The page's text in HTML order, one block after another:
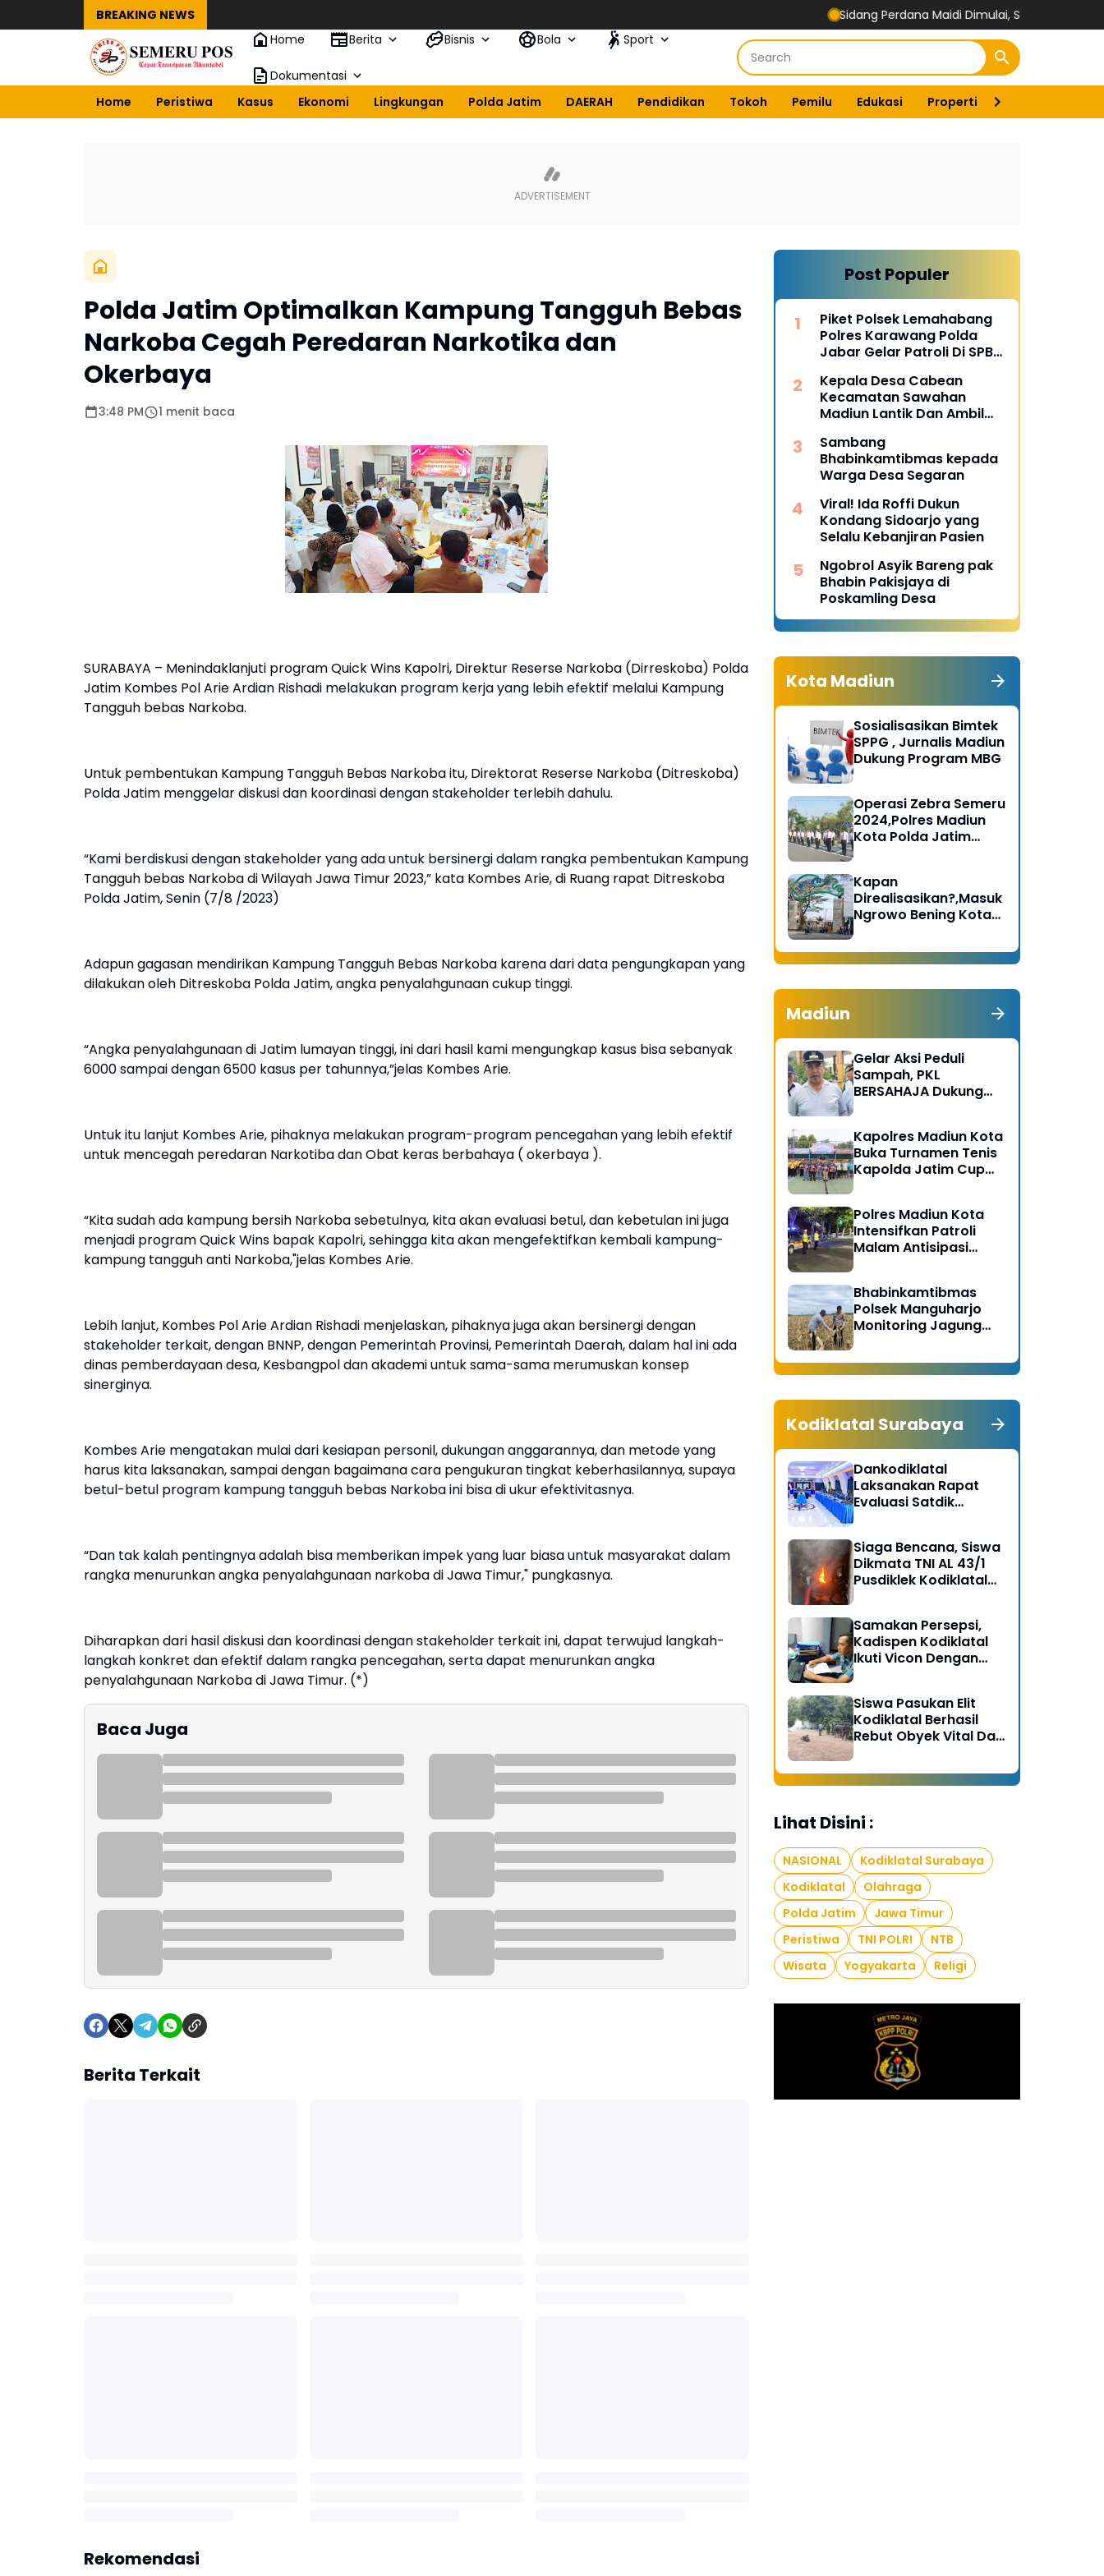
BREAKING NEWS
Sidang Perdana Maidi Dimulai, Suryajiyoso Ingatkan
Home
Berita Bisnis Bola Sport
Dokumentasi
Home
Peristiwa Kasus Ekonomi Lingkungan Polda Jatim DAERAH Pendidikan Tokoh Pemilu Edukasi Properti
Polda Jatim Optimalkan Kampung Tangguh Bebas
Narkoba Cegah Peredaran Narkotika dan
Okerbaya
3:48 PM 1 menit baca
SURABAYA – Menindaklanjuti program Quick Wins Kapolri, Direktur Reserse Narkoba (Dirreskoba) Polda
Jatim Kombes Pol Arie Ardian Rishadi melakukan program kerja yang lebih efektif melalui Kampung
Tangguh bebas Narkoba.
Untuk pembentukan Kampung Tangguh Bebas Narkoba itu, Direktorat Reserse Narkoba (Ditreskoba)
Polda Jatim menggelar diskusi dan koordinasi dengan stakeholder terlebih dahulu.
“Kami berdiskusi dengan stakeholder yang ada untuk bersinergi dalam rangka pembentukan Kampung
Tangguh bebas Narkoba di Wilayah Jawa Timur 2023,” kata Kombes Arie, di Ruang rapat Ditreskoba
Polda Jatim, Senin (7/8 /2023)
Adapun gagasan mendirikan Kampung Tangguh Bebas Narkoba karena dari data pengungkapan yang
dilakukan oleh Ditreskoba Polda Jatim, angka penyalahgunaan cukup tinggi.
“Angka penyalahgunaan di Jatim lumayan tinggi, ini dari hasil kami mengungkap kasus bisa sebanyak
6000 sampai dengan 6500 kasus per tahunnya,”jelas Kombes Arie.
Untuk itu lanjut Kombes Arie, pihaknya melakukan program-program pencegahan yang lebih efektif
untuk mencegah peredaran Narkotiba dan Obat keras berbahaya ( okerbaya ).
“Kita sudah ada kampung bersih Narkoba sebetulnya, kita akan evaluasi betul, dan kebetulan ini juga
menjadi program Quick Wins bapak Kapolri, sehingga kita akan mengefektifkan kembali kampung-
kampung tangguh anti Narkoba,"jelas Kombes Arie.
Lebih lanjut, Kombes Pol Arie Ardian Rishadi menjelaskan, pihaknya juga akan bersinergi dengan
stakeholder terkait, dengan BNNP, dengan Pemerintah Provinsi, Pemerintah Daerah, dalam hal ini ada
dinas pemberdayaan desa, Kesbangpol dan akademi untuk sama-sama merumuskan konsep
sinerginya.
Kombes Arie mengatakan mulai dari kesiapan personil, dukungan anggarannya, dan metode yang
harus kita laksanakan, sampai dengan bagaimana cara pengukuran tingkat keberhasilannya, supaya
betul-betul program kampung tangguh bebas Narkoba ini bisa di ukur efektivitasnya.
“Dan tak kalah pentingnya adalah bisa memberikan impek yang luar biasa untuk masyarakat dalam
rangka menurunkan angka penyalahgunaan narkoba di Jawa Timur," pungkasnya.
Diharapkan dari hasil diskusi dan koordinasi dengan stakeholder terkait ini, dapat terwujud langkah-
langkah konkret dan efektif dalam rangka pencegahan, serta dapat menurunkan angka
penyalahgunaan Narkoba di Jawa Timur. (*)
Baca Juga
Berita Terkait
Rekomendasi
Post Populer
Piket Polsek Lemahabang
Polres Karawang Polda
Jabar Gelar Patroli Di SPBU
Kepala Desa Cabean
Kecamatan Sawahan
Madiun Lantik Dan Ambil
Sambang
Bhabinkamtibmas kepada
Warga Desa Segaran
Viral! Ida Roffi Dukun
Kondang Sidoarjo yang
Selalu Kebanjiran Pasien
Ngobrol Asyik Bareng pak
Bhabin Pakisjaya di
Poskamling Desa
Kota Madiun
Sosialisasikan Bimtek
SPPG , Jurnalis Madiun
Dukung Program MBG
Operasi Zebra Semeru
2024,Polres Madiun
Kota Polda Jatim
Kapan
Direalisasikan?,Masuk
Ngrowo Bening Kota
Dikenakan Tarif
Madiun
Gelar Aksi Peduli
Sampah, PKL
BERSAHAJA Dukung
Madiun
Kapolres Madiun Kota
Buka Turnamen Tenis
Kapolda Jatim Cup
Polres Madiun Kota
Intensifkan Patroli
Malam Antisipasi
Bhabinkamtibmas
Polsek Manguharjo
Monitoring Jagung
Dukung Swasembada
Pangan 2026
Kodiklatal Surabaya
Dankodiklatal
Laksanakan Rapat
Evaluasi Satdik
Siaga Bencana, Siswa
Dikmata TNI AL 43/1
Pusdiklek Kodiklatal
Kobocoran
Samakan Persepsi,
Kadispen Kodiklatal
Ikuti Vicon Dengan
Siswa Pasukan Elit
Kodiklatal Berhasil
Rebut Obyek Vital Dari
Lihat Disini :
NASIONAL
Kodiklatal Surabaya
Kodiklatal
Olahraga
Polda Jatim
Jawa Timur
Peristiwa
TNI POLRI
NTB
Wisata
Yogyakarta Religi